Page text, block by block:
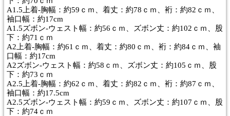
A1.5上着-胸幅：約59ｃｍ、着丈：約78ｃｍ、裄：約82ｃｍ、
袖口幅：約17cm
A1.5ズボン-ウェスト幅：約56ｃｍ、ズボン丈：約102ｃｍ、股
下：約71ｃｍ
A2上着-胸幅：約61ｃｍ、着丈：約80ｃｍ、裄：約84ｃｍ、袖
口幅：約17cm
A2ズボン-ウェスト幅：約58ｃｍ、ズボン丈：約105ｃｍ、股
下：約73ｃｍ
A2.5上着-胸幅：約62ｃｍ、着丈：約82ｃｍ、裄：約87ｃｍ、
袖口幅：約17.5cm
A2.5ズボン-ウェスト幅：約59ｃｍ、ズボン丈：約107ｃｍ、股
下：約74ｃｍ